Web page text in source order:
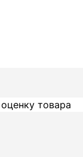
товара